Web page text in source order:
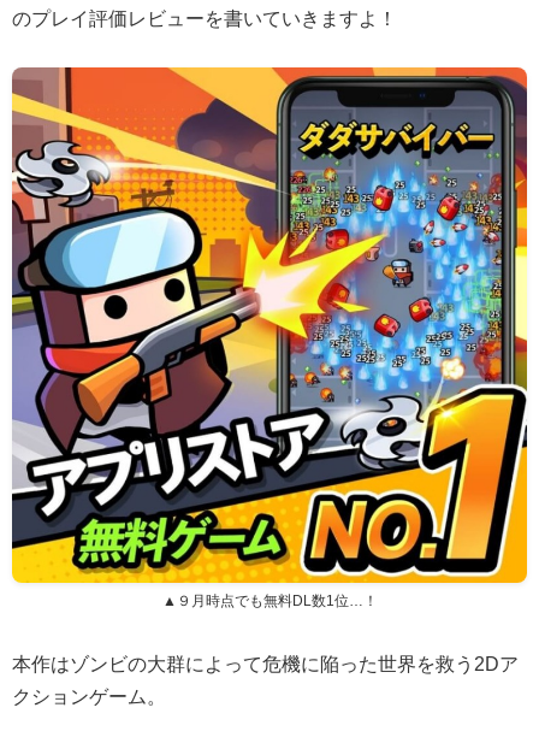
のプレイ評価レビューを書いていきますよ！
▲９月時点でも無料DL数1位…！
本作はゾンビの大群によって危機に陥った世界を救う2Dア
クションゲーム。